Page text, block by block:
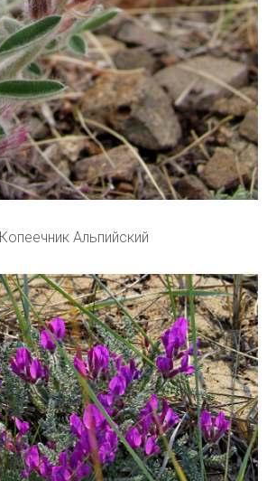
Копеечник Альпийский